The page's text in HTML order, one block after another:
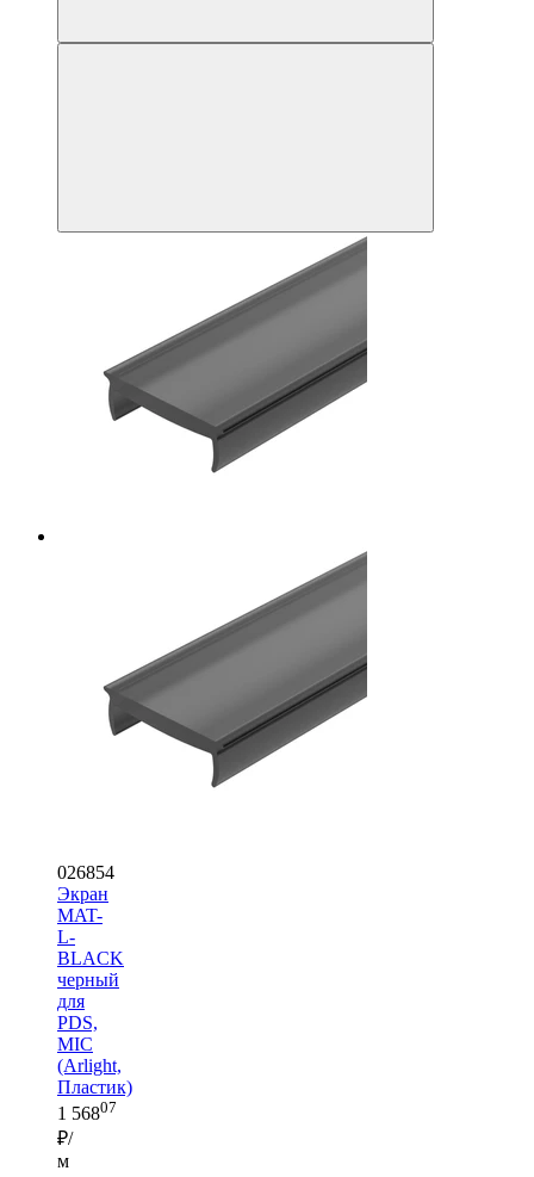
026854
Экран
MAT-
L-
BLACK
черный
для
PDS,
MIC
(Arlight,
Пластик)
1 56807
₽/
м